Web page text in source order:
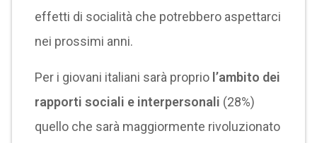
effetti di socialità che potrebbero aspettarci
nei prossimi anni.
Per i giovani italiani sarà propriol’ambito dei
rapporti sociali e interpersonali (28%)
quello che sarà maggiormente rivoluzionato